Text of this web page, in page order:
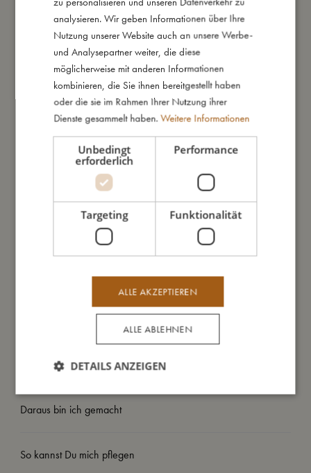
Schwimmflügel sind keine Rettungsgeräte und schützen nicht
vor dem Ertrinken. Daher sollten die Schwimmflügel nur unter
ständiger und kompetenter Aufsicht eines Erwachsenen
verwendet werden. Lasse Kinder niemals unbeaufsichtigt in
der Nähe von Wasser spielen.
Meine besonderen Merkmale:
Wasser erkunden
- Ideal für Kinder, die Wasser lieben, aber noch nicht
schwimmen können
nicht beeinträchtigen
- Getestet und zugelassen nach europäischer Norm EN-
13138-1 und trägt das CE-Zeichen
- Empfohlenes Alter: 3–6 Jahre
- Empfohlenes Gewicht: 19–30 kg
So groß bin ich
Daraus bin ich gemacht
So kannst Du mich pflegen
ENGLISH
GERMAN
analysieren. Wir geben Informationen über Ihre
Nutzung unserer Website auch an unsere Werbe-
und Analysepartner weiter, die diese
möglicherweise mit anderen Informationen
kombinieren, die Sie ihnen bereitgestellt haben
oder die sie im Rahmen Ihrer Nutzung ihrer
Dienste gesammelt haben. Weitere Informationen
Unbedingt
erforderlich
Performance
Targeting Funktionalität
ALLE AKZEPTIEREN
ALLE ABLEHNEN
DETAILS ANZEIGEN